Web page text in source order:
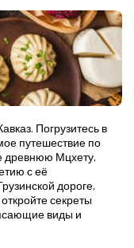
Погрузитесь в
путешествие по
древнюю Мцхету,
с её
дороге,
секреты
виды и